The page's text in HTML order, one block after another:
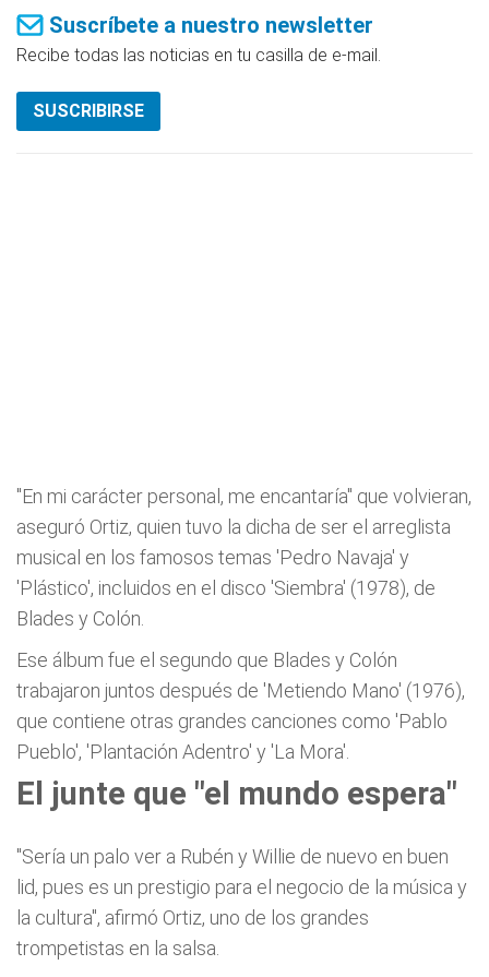
Suscríbete a nuestro newsletter
Recibe todas las noticias en tu casilla de e-mail.
SUSCRIBIRSE
"En mi carácter personal, me encantaría" que volvieran,
aseguró Ortiz, quien tuvo la dicha de ser el arreglista
musical en los famosos temas 'Pedro Navaja' y
'Plástico', incluidos en el disco 'Siembra' (1978), de
Blades y Colón.
Ese álbum fue el segundo que Blades y Colón
trabajaron juntos después de 'Metiendo Mano' (1976),
que contiene otras grandes canciones como 'Pablo
Pueblo', 'Plantación Adentro' y 'La Mora'.
El junte que "el mundo espera"
"Sería un palo ver a Rubén y Willie de nuevo en buen
lid, pues es un prestigio para el negocio de la música y
la cultura", afirmó Ortiz, uno de los grandes
trompetistas en la salsa.